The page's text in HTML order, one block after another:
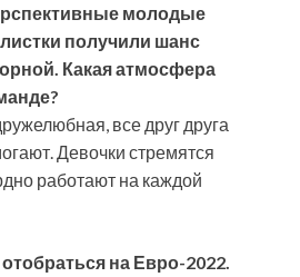
молодые
получили шанс
Какая атмосфера
все друг друга
Девочки стремятся
работают на каждой
отобраться на Евро-2022.